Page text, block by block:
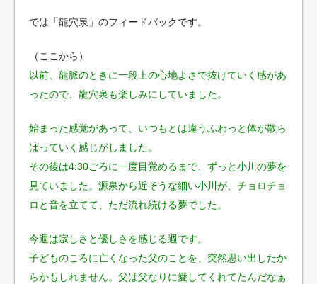
では「龍穴泉」のフィードバックです。
（ここから）
以前、龍脈のときに一段上の心地よさで抜けていく感があ
ったので、龍穴泉も楽しみにしていました。
始まった感覚があって、いつもとは違うふわっと体が散ら
ばっていく感じがしました。
その後は4:30ごろに一度目覚めるまで、ずっと小川の夢を
見ていました。源泉から近そうな細い小川が、チョロチョ
ロと音を立てて、ただ流れ続ける夢でした。
今週は寂しさと優しさを感じる週です。
子どものころに亡くなった父のことを、突然思い出したか
らかもしれません。父は父なりに愛してくれてたんだなぁ